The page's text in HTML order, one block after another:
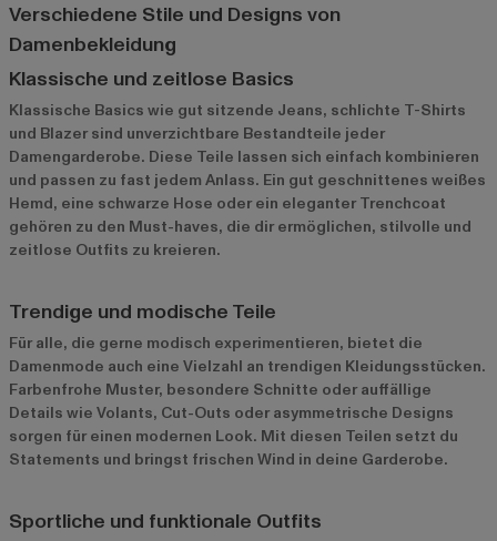
Verschiedene Stile und Designs von
Damenbekleidung
Klassische und zeitlose Basics
Klassische Basics wie gut sitzende Jeans, schlichte T-Shirts
und Blazer sind unverzichtbare Bestandteile jeder
Damengarderobe. Diese Teile lassen sich einfach kombinieren
und passen zu fast jedem Anlass. Ein gut geschnittenes weißes
Hemd, eine schwarze Hose oder ein eleganter Trenchcoat
gehören zu den Must-haves, die dir ermöglichen, stilvolle und
zeitlose Outfits zu kreieren.
Trendige und modische Teile
Für alle, die gerne modisch experimentieren, bietet die
Damenmode auch eine Vielzahl an trendigen Kleidungsstücken.
Farbenfrohe Muster, besondere Schnitte oder auffällige
Details wie Volants, Cut-Outs oder asymmetrische Designs
sorgen für einen modernen Look. Mit diesen Teilen setzt du
Statements und bringst frischen Wind in deine Garderobe.
Sportliche und funktionale Outfits